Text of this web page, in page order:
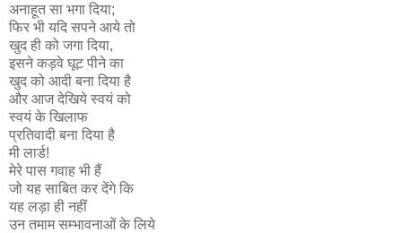
अनाहूत सा भगा दिया;
फिर भी यदि सपने आये तो
खुद ही को जगा दिया,
इसने कड़वे घूट पीने का
खुद को आदी बना दिया है
और आज देखिये स्वयं को
स्वयं के खिलाफ
प्रतिवादी बना दिया है
मी लार्ड!
मेरे पास गवाह भी हैं
जो यह साबित कर देंगे कि
यह लड़ा ही नहीं
उन तमाम सम्भावनाओं के लिये